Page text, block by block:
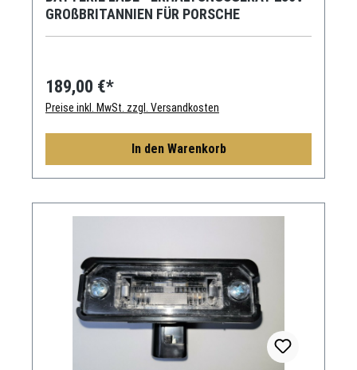
GROßBRITANNIEN FÜR PORSCHE
189,00 €*
Preise inkl. MwSt. zzgl. Versandkosten
In den Warenkorb